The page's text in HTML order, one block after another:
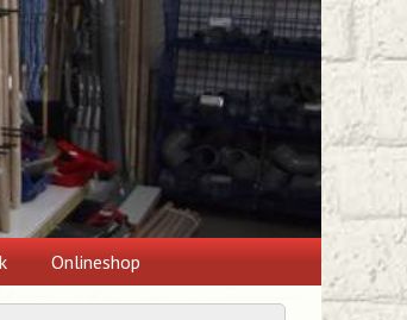
Onlineshop